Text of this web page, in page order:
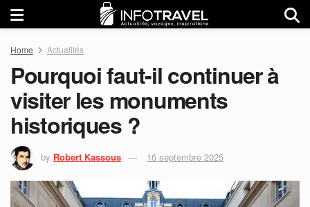
Home Actualités
Pourquoi faut-il continuer à
visiter les monuments
historiques ?
by Robert Kassous 16 septembre 2025